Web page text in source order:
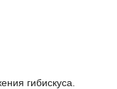
гибискуса.